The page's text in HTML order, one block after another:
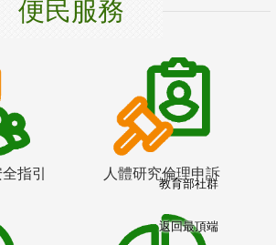
便民服務
指引
人體研究倫理申訴
教育部社群
返回最頂端